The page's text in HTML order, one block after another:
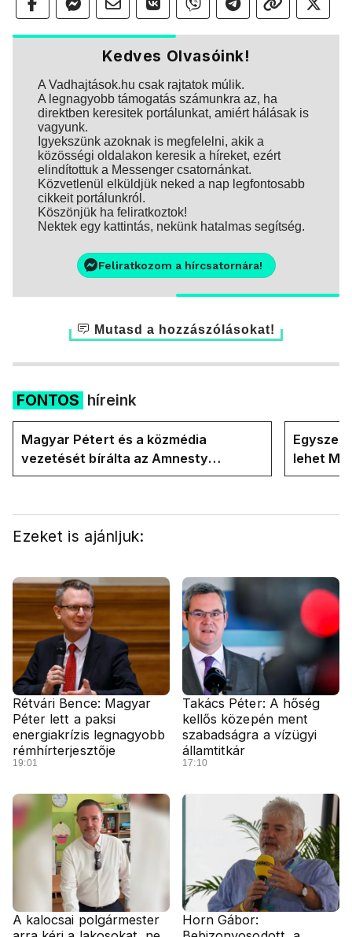
Kedves Olvasóink!
A Vadhajtások.hu csak rajtatok múlik.
A legnagyobb támogatás számunkra az, ha
direktben keresitek portálunkat, amiért hálásak is
vagyunk.
Igyekszünk azoknak is megfelelni, akik a
közösségi oldalakon keresik a híreket, ezért
elindítottuk a Messenger csatornánkat.
Közvetlenül elküldjük neked a nap legfontosabb
cikkeit portálunkról.
Köszönjük ha feliratkoztok!
Nektek egy kattintás, nekünk hatalmas segítség.
Feliratkozom a hírcsatornára!
Mutasd a hozzászólásokat!
FONTOS híreink
Magyar Pétert és a közmédia
vezetését bírálta az Amnesty
International a Klubrádióban
lehet
Ezeket is ajánljuk:
Rétvári Bence: Magyar
Péter lett a paksi
energiakrízis legnagyobb
rémhírterjesztője
19:01
Takács Péter: A hőség
kellős közepén ment
szabadságra a vízügyi
államtitkár
17:10
A kalocsai polgármester
Horn Gábor: